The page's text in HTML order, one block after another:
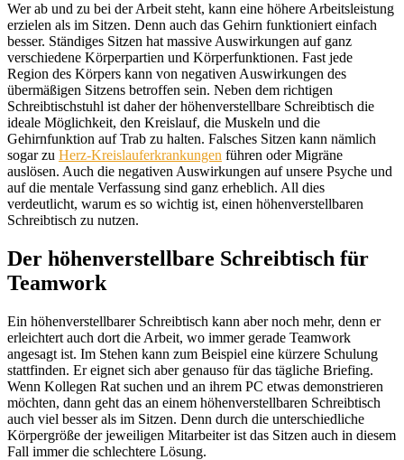
Wer ab und zu bei der Arbeit steht, kann eine höhere Arbeitsleistung
erzielen als im Sitzen. Denn auch das Gehirn funktioniert einfach
besser. Ständiges Sitzen hat massive Auswirkungen auf ganz
verschiedene Körperpartien und Körperfunktionen. Fast jede
Region des Körpers kann von negativen Auswirkungen des
übermäßigen Sitzens betroffen sein. Neben dem richtigen
Schreibtischstuhl ist daher der höhenverstellbare Schreibtisch die
ideale Möglichkeit, den Kreislauf, die Muskeln und die
Gehirnfunktion auf Trab zu halten. Falsches Sitzen kann nämlich
sogar zu Herz-Kreislauferkrankungen führen oder Migräne
auslösen. Auch die negativen Auswirkungen auf unsere Psyche und
auf die mentale Verfassung sind ganz erheblich. All dies
verdeutlicht, warum es so wichtig ist, einen höhenverstellbaren
Schreibtisch zu nutzen.
Der höhenverstellbare Schreibtisch für
Teamwork
Ein höhenverstellbarer Schreibtisch kann aber noch mehr, denn er
erleichtert auch dort die Arbeit, wo immer gerade Teamwork
angesagt ist. Im Stehen kann zum Beispiel eine kürzere Schulung
stattfinden. Er eignet sich aber genauso für das tägliche Briefing.
Wenn Kollegen Rat suchen und an ihrem PC etwas demonstrieren
möchten, dann geht das an einem höhenverstellbaren Schreibtisch
auch viel besser als im Sitzen. Denn durch die unterschiedliche
Körpergröße der jeweiligen Mitarbeiter ist das Sitzen auch in diesem
Fall immer die schlechtere Lösung.